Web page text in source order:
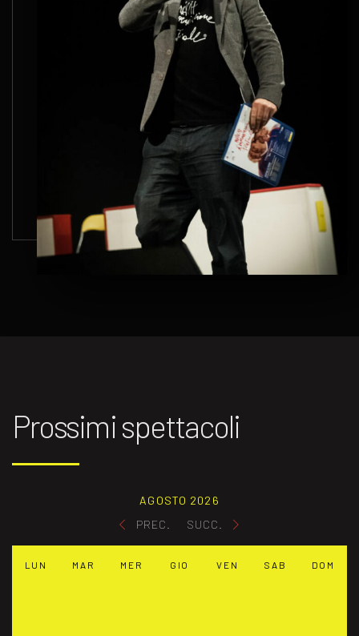
Prossimi spettacoli
PREC.
AGOSTO 2026
SUCC.
LUN MAR MER GIO VEN SAB DOM